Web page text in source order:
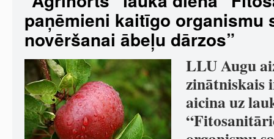
paņēmieni kaitīgo organismu
novēršanai ābeļu dārzos”
LLU Augu
zinātniskais
aicina uz